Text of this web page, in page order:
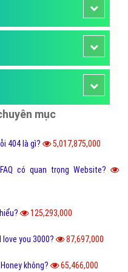
mục
404 là gì? 5,017,875,000
có quan trọng Website?
125,293,000
love you 3000? 87,697,000
không? 65,466,000